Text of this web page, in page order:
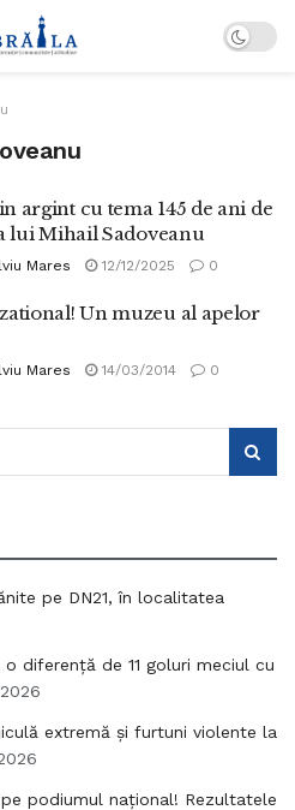
argint cu tema 145 de ani de
lui Mihail Sadoveanu
Mares 12/12/2025 0
Un muzeu al apelor
Mares 14/03/2014 0
pe DN21, în localitatea
diferență de 11 goluri meciul cu
extremă și furtuni violente la
podiumul național! Rezultatele